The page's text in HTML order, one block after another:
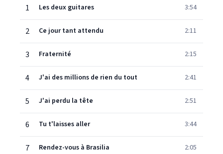
1
Les deux guitares 3:54
2 Ce jour tant attendu 2:11
3 Fraternité 2:15
4 J'ai des millions de rien du tout 2:41
5 J'ai perdu la tête 2:51
6 Tu t'laisses aller 3:44
7 Rendez-vous à Brasilia 2:05